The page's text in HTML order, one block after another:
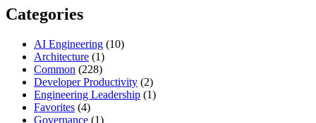
Categories
AI Engineering (10)
Architecture (1)
Common (228)
Developer Productivity (2)
Engineering Leadership (1)
Favorites (4)
Governance (1)